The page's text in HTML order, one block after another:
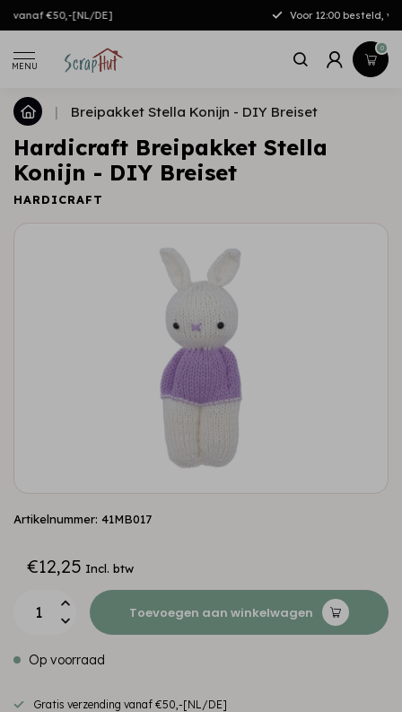
Gratis verzending vanaf €50,-[NL/DE]
MENU
0
| Breipakket Stella Konijn - DIY Breiset
Hardicraft Breipakket Stella
Konijn - DIY Breiset
HARDICRAFT
Artikelnummer: 41MB017
€12,25 Incl. btw
Toevoegen aan winkelwagen
Op voorraad
Gratis verzending vanaf €50,-[NL/DE]